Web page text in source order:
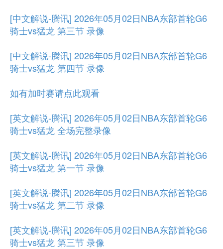
[中文解说-腾讯] 2026年05月02日NBA东部首轮G6
骑士vs猛龙 第三节 录像
[中文解说-腾讯] 2026年05月02日NBA东部首轮G6
骑士vs猛龙 第四节 录像
如有加时赛请点此观看
[英文解说-腾讯] 2026年05月02日NBA东部首轮G6
骑士vs猛龙 全场完整录像
[英文解说-腾讯] 2026年05月02日NBA东部首轮G6
骑士vs猛龙 第一节 录像
[英文解说-腾讯] 2026年05月02日NBA东部首轮G6
骑士vs猛龙 第二节 录像
[英文解说-腾讯] 2026年05月02日NBA东部首轮G6
骑士vs猛龙 第三节 录像